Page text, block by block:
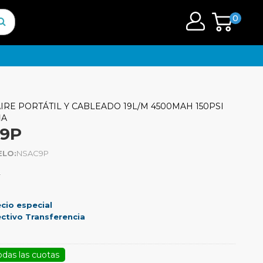
0
PORTÁTIL Y CABLEADO 19L/M 4500MAH 150PSI
NSAC9P
especial
Transferencia
las cuotas